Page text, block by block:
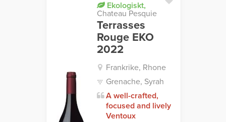
Ekologiskt,
Chateau Pesquie
Terrasses
Rouge EKO
2022
Frankrike, Rhone
Grenache, Syrah
A well-crafted,
focused and lively
Ventoux